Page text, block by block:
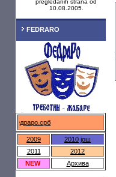
pregledanih strana od
10.08.2005.
FEDRARO
федраро.срб
2009 2010 још
2011
2012
NEW
Архива